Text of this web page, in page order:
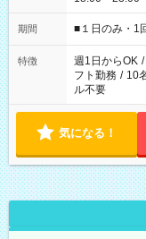
etc ★最短で3時間で5,120円のお仕事から 15時間で2万円近く稼
げるお仕事も！ ご希望のお時間に合わせてご紹介！ ※シ
ください！
期間 ■１日のみ・1
特徴 週1日からOK /
フト勤務 / 10
ル不要
気になる！